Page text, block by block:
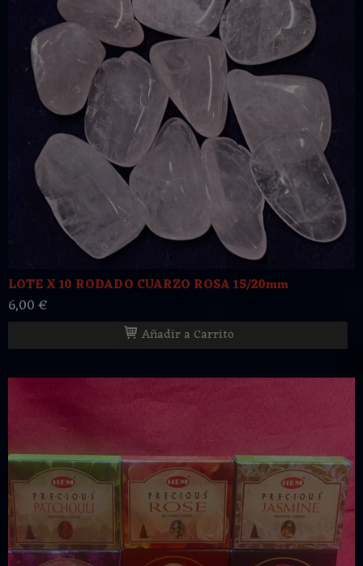
LOTE X 10 RODADO CUARZO ROSA 15/20mm
6,00 €
Añadir a Carrito